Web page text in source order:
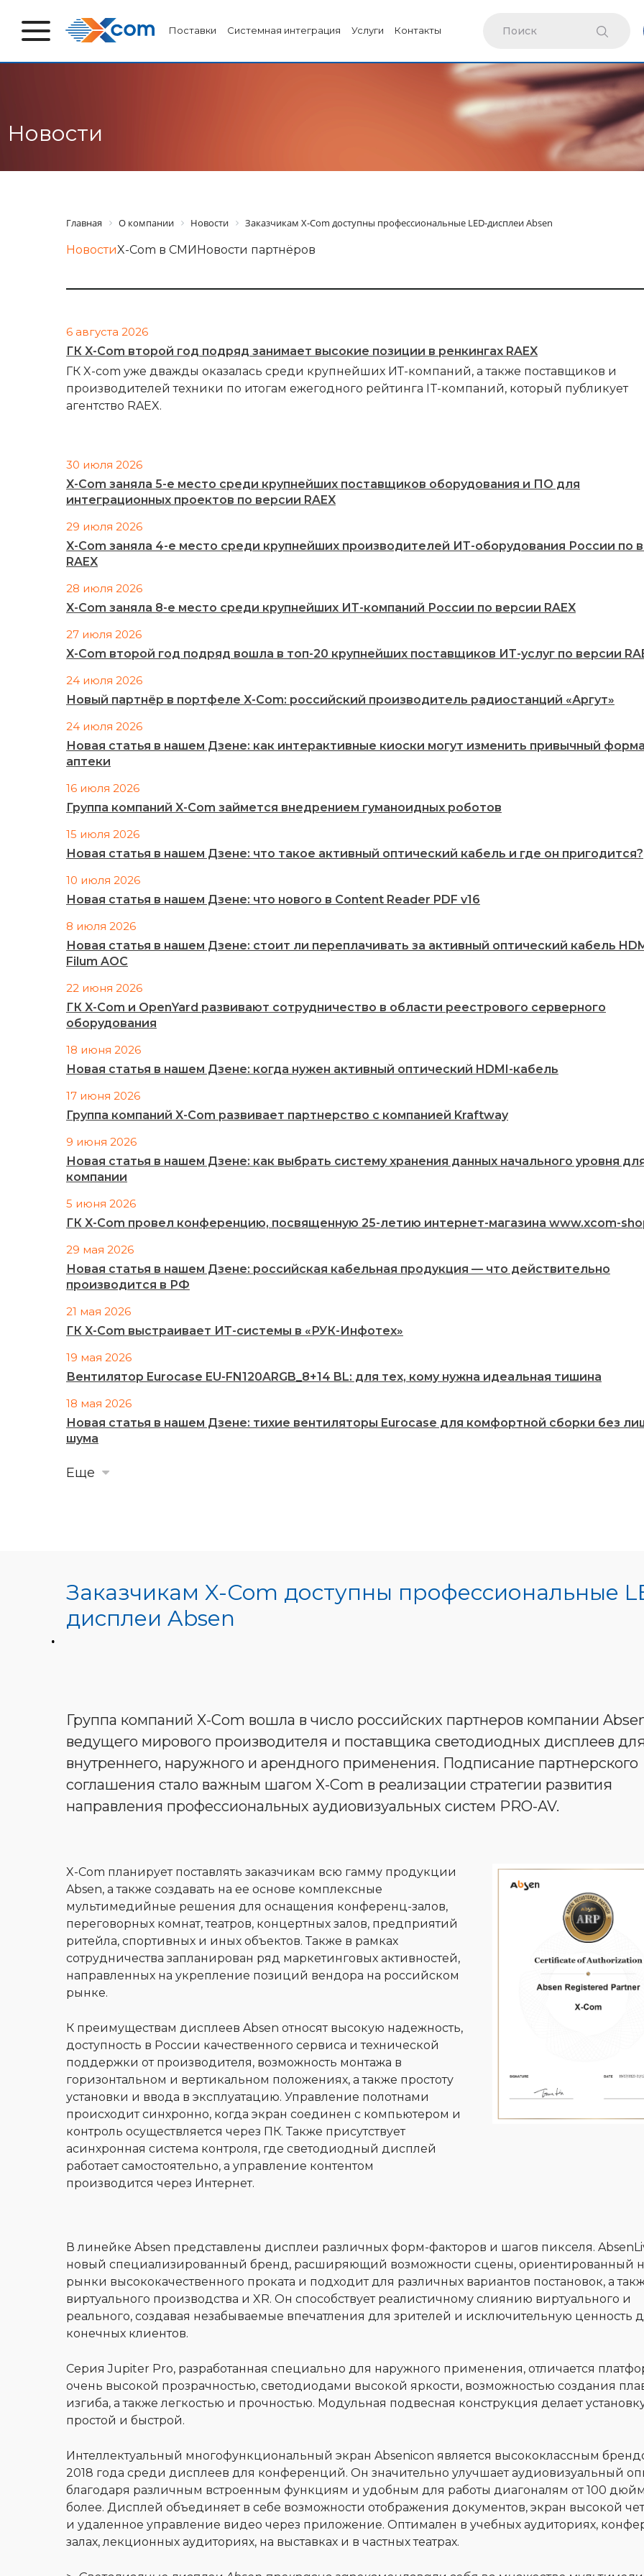
Поставки Системная интеграция Услуги Контакты
Новости
Главная О компании Новости Заказчикам X-Com доступны профессиональные LED-дисплеи Absen
НовостиX-Com в СМИ Новости партнёров
6 августа 2026
ГК X-Com второй год подряд занимает высокие позиции в ренкингах RAEX
ГК X-com уже дважды оказалась среди крупнейших ИТ-компаний, а также поставщиков и
производителей техники по итогам ежегодного рейтинга IT-компаний, который публикует
агентство RAEX.
30 июля 2026
X-Com заняла 5-е место среди крупнейших поставщиков оборудования и ПО для
интеграционных проектов по версии RAEX
29 июля 2026
X-Com заняла 4-е место среди крупнейших производителей ИТ-оборудования России по
RAEX
28 июля 2026
X-Com заняла 8-е место среди крупнейших ИТ-компаний России по версии RAEX
27 июля 2026
X-Com второй год подряд вошла в топ-20 крупнейших поставщиков ИТ-услуг по версии
24 июля 2026
Новый партнёр в портфеле X-Com: российский производитель радиостанций «Аргут»
24 июля 2026
Новая статья в нашем Дзене: как интерактивные киоски могут изменить привычный
аптеки
16 июля 2026
Группа компаний X-Com займется внедрением гуманоидных роботов
15 июля 2026
Новая статья в нашем Дзене: что такое активный оптический кабель и где он пригодится?
10 июля 2026
Новая статья в нашем Дзене: что нового в Content Reader PDF v16
8 июля 2026
Новая статья в нашем Дзене: стоит ли переплачивать за активный оптический кабель
Filum AOC
22 июня 2026
ГК X-Com и OpenYard развивают сотрудничество в области реестрового серверного
оборудования
18 июня 2026
Новая статья в нашем Дзене: когда нужен активный оптический HDMI-кабель
17 июня 2026
Группа компаний X-Com развивает партнерство с компанией Kraftway
9 июня 2026
Новая статья в нашем Дзене: как выбрать систему хранения данных начального уровня
компании
5 июня 2026
ГК X-Com провел конференцию, посвященную 25-летию интернет-магазина www.xcom-
29 мая 2026
Новая статья в нашем Дзене: российская кабельная продукция — что действительно
производится в РФ
21 мая 2026
ГК X-Com выстраивает ИТ-системы в «РУК-Инфотех»
19 мая 2026
Вентилятор Eurocase EU-FN120ARGB_8+14 BL: для тех, кому нужна идеальная тишина
18 мая 2026
Новая статья в нашем Дзене: тихие вентиляторы Eurocase для комфортной сборки без
шума
Еще
Заказчикам X-Com доступны профессиональные
дисплеи Absen
Группа компаний X-Com вошла в число российских партнеров компании
ведущего мирового производителя и поставщика светодиодных дисплеев
внутреннего, наружного и арендного применения. Подписание партнерского
соглашения стало важным шагом X-Com в реализации стратегии развития
направления профессиональных аудиовизуальных систем PRO-AV.
X-Com планирует поставлять заказчикам всю гамму продукции
Absen, а также создавать на ее основе комплексные
мультимедийные решения для оснащения конференц-залов,
переговорных комнат, театров, концертных залов, предприятий
ритейла, спортивных и иных объектов. Также в рамках
сотрудничества запланирован ряд маркетинговых активностей,
направленных на укрепление позиций вендора на российском
рынке.
К преимуществам дисплеев Absen относят высокую надежность,
доступность в России качественного сервиса и технической
поддержки от производителя, возможность монтажа в
горизонтальном и вертикальном положениях, а также простоту
установки и ввода в эксплуатацию. Управление полотнами
происходит синхронно, когда экран соединен с компьютером и
контроль осуществляется через ПК. Также присутствует
асинхронная система контроля, где светодиодный дисплей
работает самостоятельно, а управление контентом
производится через Интернет.
В линейке Absen представлены дисплеи различных форм-факторов и шагов пикселя.
новый специализированный бренд, расширяющий возможности сцены, ориентированный
рынки высококачественного проката и подходит для различных вариантов постановок, а
виртуального производства и XR. Он способствует реалистичному слиянию виртуального и
реального, создавая незабываемые впечатления для зрителей и исключительную ценность
конечных клиентов.
Серия Jupiter Pro, разработанная специально для наружного применения, отличается
очень высокой прозрачностью, светодиодами высокой яркости, возможностью создания
изгиба, а также легкостью и прочностью. Модульная подвесная конструкция делает
простой и быстрой.
Интеллектуальный многофункциональный экран Absenicon является высококлассным
2018 года среди дисплеев для конференций. Он значительно улучшает аудиовизуальный
благодаря различным встроенным функциям и удобным для работы диагоналям от 100
более. Дисплей объединяет в себе возможности отображения документов, экран высокой
и удаленное управление видео через приложение. Оптимален в учебных аудиториях,
залах, лекционных аудиториях, на выставках и в частных театрах.